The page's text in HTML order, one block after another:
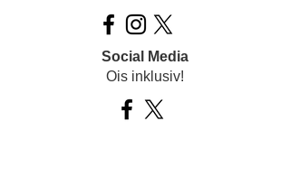
Social Media
Ois inklusiv!